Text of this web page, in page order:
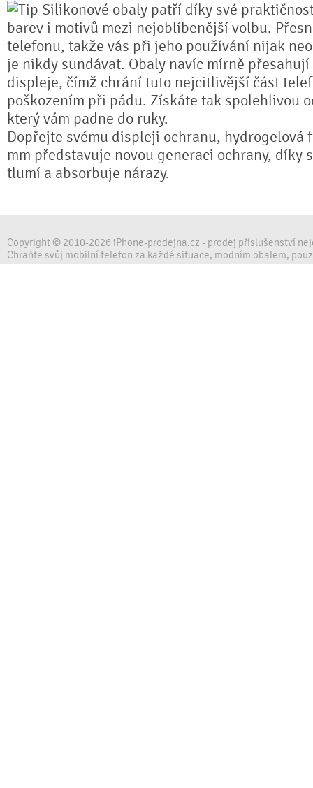
Silikonové obaly patří díky své
barev i motivů mezi nejoblíbenější volbu.
telefonu, takže vás při jeho používání nijak
je nikdy sundávat. Obaly navíc mírně
displeje, čímž chrání tuto nejcitlivější část
poškozením při pádu. Získáte tak spolehlivou
který vám padne do ruky.
Dopřejte svému displeji ochranu, hydrogelová
mm představuje novou generaci ochrany, díky
tlumí a absorbuje nárazy.
Copyright © 2010-2026 iPhone-prodejna.cz - prodej příslušenství
Chraňte svůj mobilní telefon za každé situace, modním obalem,